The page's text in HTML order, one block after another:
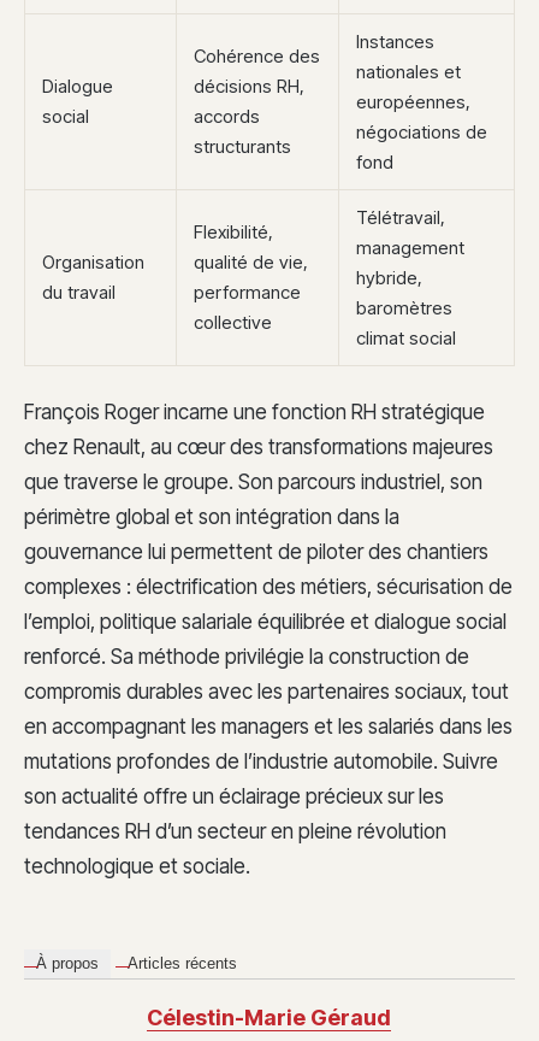
Dialogue
social
Cohérence des
décisions RH,
accords
structurants
Instances
nationales et
européennes,
négociations de
fond
Organisation
du travail
Flexibilité,
qualité de vie,
performance
collective
Télétravail,
management
hybride,
baromètres
climat social
François Roger incarne une fonction RH stratégique
chez Renault, au cœur des transformations majeures
que traverse le groupe. Son parcours industriel, son
périmètre global et son intégration dans la
gouvernance lui permettent de piloter des chantiers
complexes : électrification des métiers, sécurisation de
l’emploi, politique salariale équilibrée et dialogue social
renforcé. Sa méthode privilégie la construction de
compromis durables avec les partenaires sociaux, tout
en accompagnant les managers et les salariés dans les
mutations profondes de l’industrie automobile. Suivre
son actualité offre un éclairage précieux sur les
tendances RH d’un secteur en pleine révolution
technologique et sociale.
À propos Articles récents
Célestin-Marie Géraud